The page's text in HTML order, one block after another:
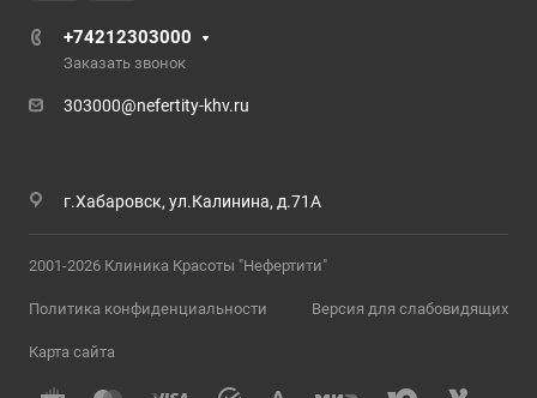
+74212303000
Заказать звонок
303000@nefertity-khv.ru
г.Хабаровск, ул.Калинина, д.71А
2001-2026 Клиника Красоты "Нефертити"
Политика конфиденциальности Версия для слабовидящих
Карта сайта